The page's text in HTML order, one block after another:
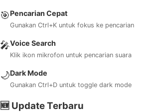
🎯Pencarian Cepat
Gunakan Ctrl+K untuk fokus ke pencarian
🎤Voice Search
Klik ikon mikrofon untuk pencarian suara
🌙Dark Mode
Gunakan Ctrl+D untuk toggle dark mode
🆕 Update Terbaru